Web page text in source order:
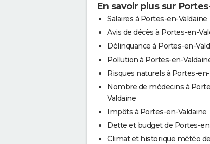
En savoir plus sur
Salaires à Portes-en-Valdaine
Avis de décès à Portes-en-
Délinquance à Portes-en-
Pollution à Portes-en-
Risques naturels à Portes-
Nombre de médecins à
Valdaine
Impôts à Portes-en-Valdaine
Dette et budget de Portes-
Climat et historique météo